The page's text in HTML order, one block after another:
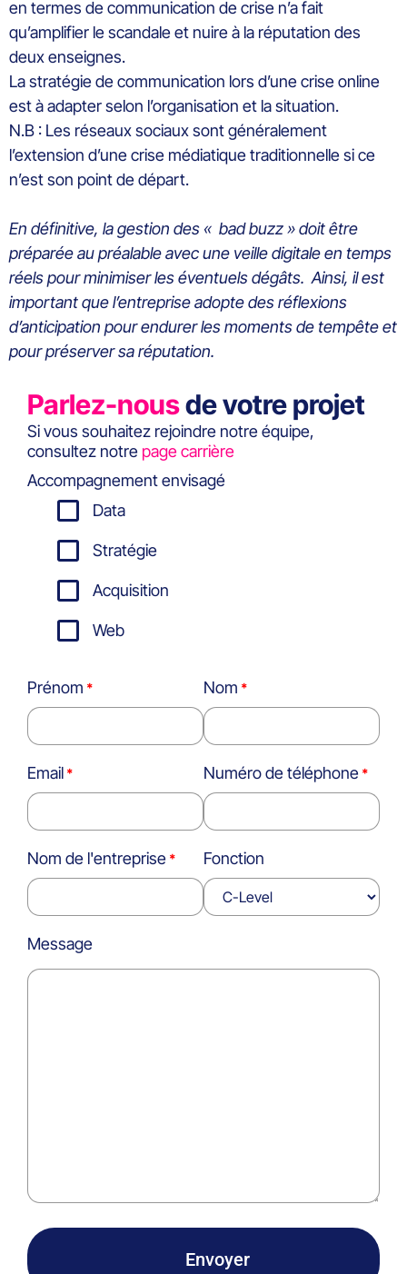
en termes de communication de crise n’a fait
qu’amplifier le scandale et nuire à la réputation des
deux enseignes.
La stratégie de communication lors d’une crise online
est à adapter selon l’organisation et la situation.
N.B : Les réseaux sociaux sont généralement
l’extension d’une crise médiatique traditionnelle si ce
n’est son point de départ.
En définitive, la gestion des « bad buzz » doit être
préparée au préalable avec une veille digitale en temps
réels pour minimiser les éventuels dégâts. Ainsi, il est
important que l’entreprise adopte des réflexions
d’anticipation pour endurer les moments de tempête et
pour préserver sa réputation.
Parlez-nousde votre projet
Si vous souhaitez rejoindre notre équipe,
consultez notre page carrière
Accompagnement envisagé
Data
Stratégie
Acquisition
Web
Prénom Nom
Email Numéro de téléphone
Nom de l'entreprise Fonction
Message
Envoyer